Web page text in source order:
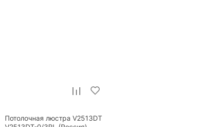
Потолочная люстра V2513DT